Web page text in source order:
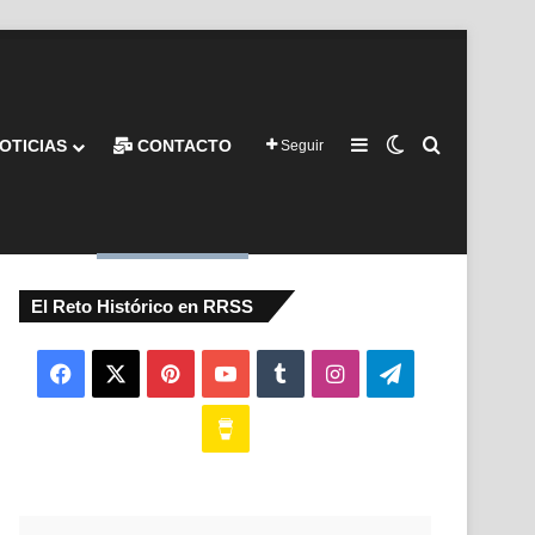
CONTACTO Seguir Barra lateral
Switch skin
El Reto Histórico en RRSS
Facebook PinterestYouTubeTumblrInstagramTelegram